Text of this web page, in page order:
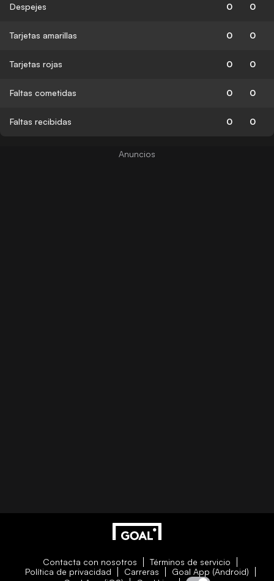
Despejes 0 0
Tarjetas amarillas 0 0
Tarjetas rojas 0 0
Faltas cometidas 0 0
Faltas recibidas 0 0
Contacta con nosotros
Términos de servicio
Política de privacidad
Carreras
Goal App (Android)